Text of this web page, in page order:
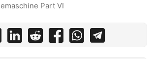
Part VI